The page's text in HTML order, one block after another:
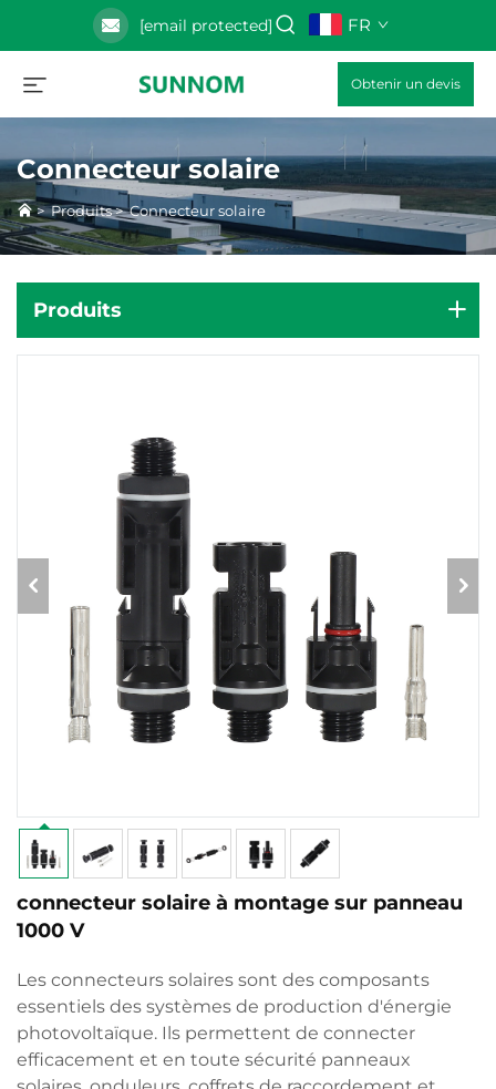
[email protected] FR
Obtenir un devis
Connecteur solaire
>Produits>Connecteur solaire
Produits
connecteur solaire à montage sur panneau
1000 V
Les connecteurs solaires sont des composants
essentiels des systèmes de production d'énergie
photovoltaïque. Ils permettent de connecter
efficacement et en toute sécurité panneaux